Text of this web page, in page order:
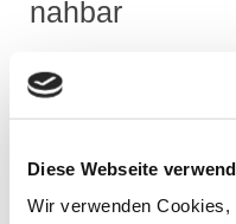
Diese Webseite
Wir verwenden
nahbar
und ehrlich
Themen:
Zwischentöne